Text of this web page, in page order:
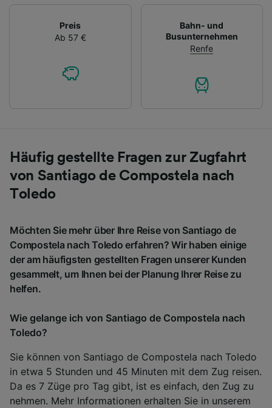
Preis
Ab 57 €
Bahn- und
Busunternehmen
Renfe
Häufig gestellte Fragen zur Zugfahrt
von Santiago de Compostela nach
Toledo
Möchten Sie mehr über Ihre Reise von Santiago de
Compostela nach Toledo erfahren? Wir haben einige
der am häufigsten gestellten Fragen unserer Kunden
gesammelt, um Ihnen bei der Planung Ihrer Reise zu
helfen.
Wie gelange ich von Santiago de Compostela nach
Toledo?
Sie können von Santiago de Compostela nach Toledo
in etwa 5 Stunden und 45 Minuten mit dem Zug reisen.
Da es 7 Züge pro Tag gibt, ist es einfach, den Zug zu
nehmen. Mehr Informationen erhalten Sie in unserem